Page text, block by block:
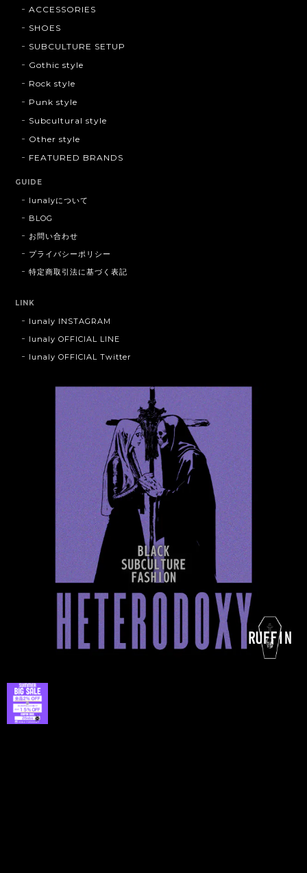
ACCESSORIES
SHOES
SUBCULTURE SETUP
Gothic style
Rock style
Punk style
Subcultural style
Other style
FEATURED BRANDS
GUIDE
lunalyについて
BLOG
お問い合わせ
プライバシーポリシー
特定商取引法に基づく表記
LINK
lunaly INSTAGRAM
lunaly OFFICIAL LINE
lunaly OFFICIAL Twitter